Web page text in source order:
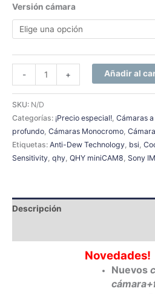
Versión cámara
- + Añadir al
SKU: N/D
Categorías: ¡Precio especial! Cámaras
profundo Cámaras Monocromo
Etiquetas: Anti-Dew Technology bsi
Sensitivity qhy QHY miniCAM8 Sony
Descripción
Novedades!
Nuevos